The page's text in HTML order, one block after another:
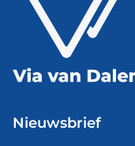
Nieuwsbrief